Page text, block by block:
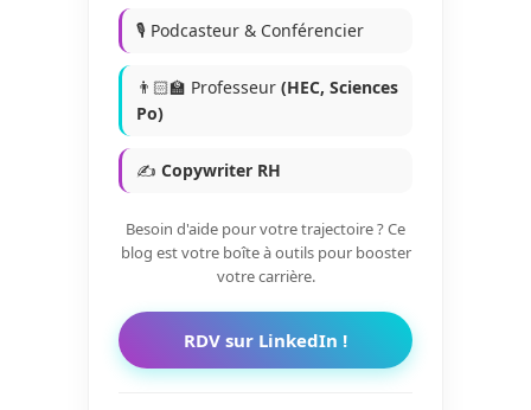
🎙️ Podcasteur & Conférencier
👨🏻‍🏫 Professeur (HEC, Sciences
Po)
✍️ Copywriter RH
Besoin d'aide pour votre trajectoire ? Ce
blog est votre boîte à outils pour booster
votre carrière.
RDV sur LinkedIn !